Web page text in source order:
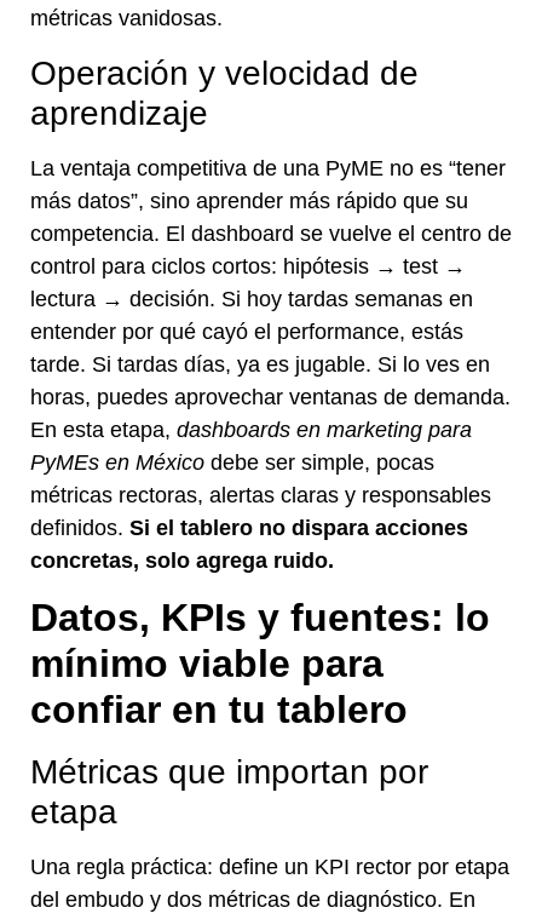
métricas vanidosas.
Operación y velocidad de
aprendizaje
La ventaja competitiva de una PyME no es “tener
más datos”, sino aprender más rápido que su
competencia. El dashboard se vuelve el centro de
control para ciclos cortos: hipótesis → test →
lectura → decisión. Si hoy tardas semanas en
entender por qué cayó el performance, estás
tarde. Si tardas días, ya es jugable. Si lo ves en
horas, puedes aprovechar ventanas de demanda.
En esta etapa, dashboards en marketing para
PyMEs en México debe ser simple, pocas
métricas rectoras, alertas claras y responsables
definidos. Si el tablero no dispara acciones
concretas, solo agrega ruido.
Datos, KPIs y fuentes: lo
mínimo viable para
confiar en tu tablero
Métricas que importan por
etapa
Una regla práctica: define un KPI rector por etapa
del embudo y dos métricas de diagnóstico. En